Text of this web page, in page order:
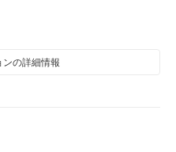
ンの詳細情報